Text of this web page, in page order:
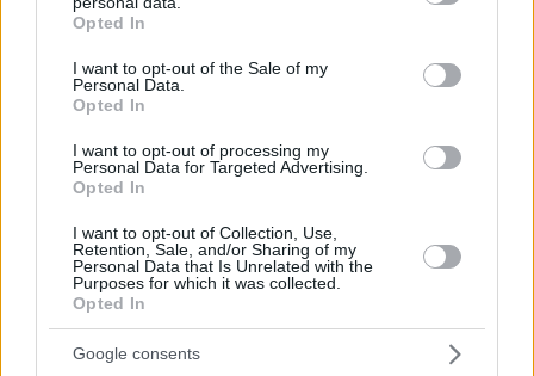
grant or deny consent to Google and its third-party tags to
use your data for below specified purposes in below Google
consent section.
Opted In
I want to opt-out of the Sale of my
Personal Data.
Opted In
I want to opt-out of processing my
Personal Data for Targeted Advertising.
Opted In
I want to opt-out of Collection, Use,
Retention, Sale, and/or Sharing of my
Personal Data that Is Unrelated with the
Purposes for which it was collected.
Opted In
Google consents
βάση εισαγωγής κάτω από 10.000 μόρια